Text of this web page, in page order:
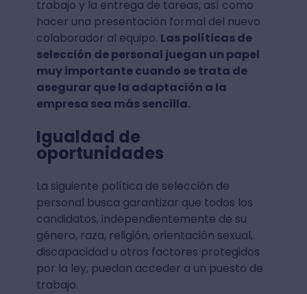
trabajo y la entrega de tareas, así como
hacer una presentación formal del nuevo
colaborador al equipo. Las políticas de
selección de personal juegan un papel
muy importante cuando se trata de
asegurar que la adaptación a la
empresa sea más sencilla.
Igualdad de
oportunidades
La siguiente política de selección de
personal busca garantizar que todos los
candidatos, independientemente de su
género, raza, religión, orientación sexual,
discapacidad u otros factores protegidos
por la ley, puedan acceder a un puesto de
trabajo.